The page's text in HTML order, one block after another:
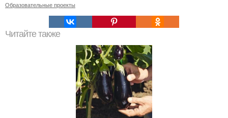
Образовательные проекты
Читайте также